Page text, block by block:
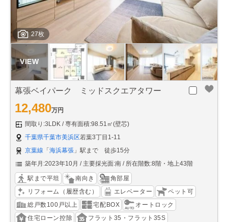
27枚
幕張ベイパーク ミッドスクエアタワー
12,480万円
間取り:3LDK
専有面積:98.51㎡(壁芯)
千葉県千葉市美浜区若葉3丁目1-11
京葉線 「海浜幕張 」駅まで 徒歩15分
築年月:2023年10月
主要採光面:南 所在階数:8階・地上43階
駅まで平坦 南向き
角部屋
リフォーム（履歴含む）
エレベーター
ペット可
総戸数100戸以上
宅配BOX
オートロック
住宅ローン控除
フラット35・フラット35S